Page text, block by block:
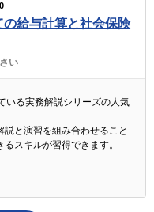
の給与計算と社会保険
い
いる実務解説シリーズの人気
と演習を組み合わせること
スキルが習得できます。